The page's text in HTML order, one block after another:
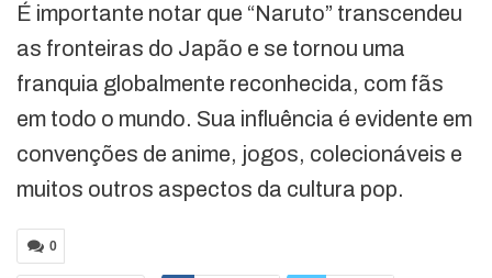
É importante notar que “Naruto” transcendeu
as fronteiras do Japão e se tornou uma
franquia globalmente reconhecida, com fãs
em todo o mundo. Sua influência é evidente em
convenções de anime, jogos, colecionáveis e
muitos outros aspectos da cultura pop.
0